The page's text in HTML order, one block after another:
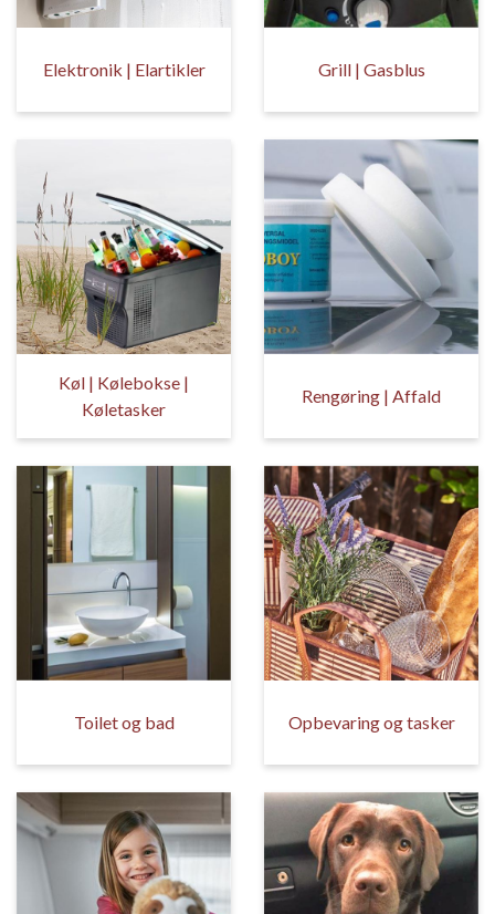
Elektronik | Elartikler Grill | Gasblus
Køl | Kølebokse |
Køletasker
Rengøring | Affald
Toilet og bad Opbevaring og tasker